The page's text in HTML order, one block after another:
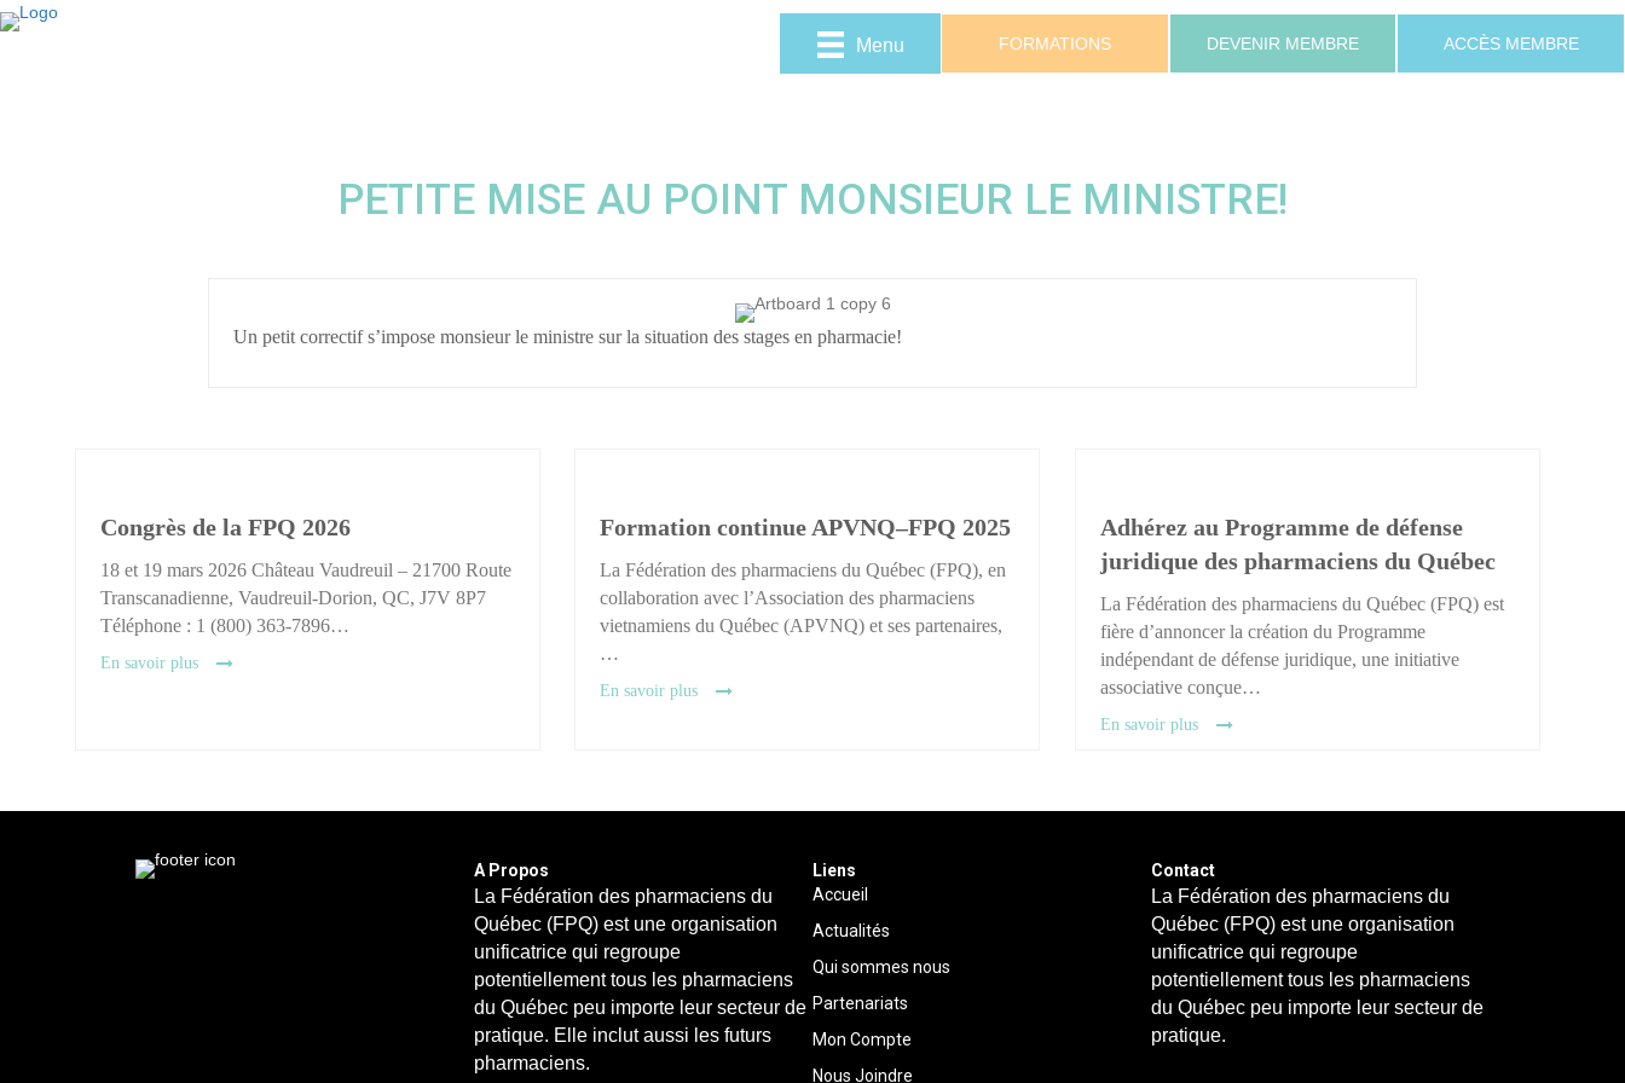
Menu FORMATIONS DEVENIR MEMBRE ACCÈS MEMBRE
PETITE MISE AU POINT MONSIEUR LE MINISTRE!
Un petit correctif s’impose monsieur le ministre sur la situation des stages en pharmacie!
Congrès de la FPQ 2026
18 et 19 mars 2026 Château Vaudreuil – 21700 Route
Transcanadienne, Vaudreuil-Dorion, QC, J7V 8P7
Téléphone : 1 (800) 363-7896…
En savoir plus
Formation continue APVNQ–FPQ 2025
La Fédération des pharmaciens du Québec (FPQ), en
collaboration avec l’Association des pharmaciens
vietnamiens du Québec (APVNQ) et ses partenaires,
…
En savoir plus
Adhérez au Programme de défense
juridique des pharmaciens du Québec
La Fédération des pharmaciens du Québec (FPQ) est
fière d’annoncer la création du Programme
indépendant de défense juridique, une initiative
associative conçue…
En savoir plus
A Propos
La Fédération des pharmaciens du
Québec (FPQ) est une organisation
unificatrice qui regroupe
potentiellement tous les pharmaciens
du Québec peu importe leur secteur de
pratique. Elle inclut aussi les futurs
pharmaciens.
Liens
Accueil
Actualités
Qui sommes nous
Partenariats
Mon Compte
Nous Joindre
Contact
La Fédération des pharmaciens du
Québec (FPQ) est une organisation
unificatrice qui regroupe
potentiellement tous les pharmaciens
du Québec peu importe leur secteur de
pratique.